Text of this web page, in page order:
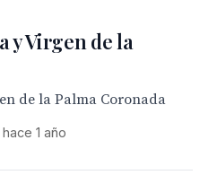
y Virgen de la
de la Palma Coronada
hace 1 año